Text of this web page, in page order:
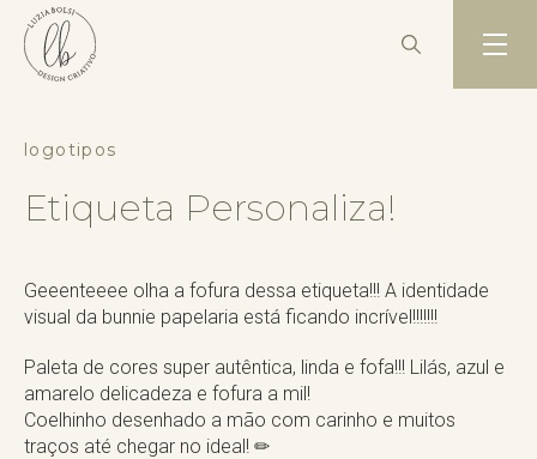
logotipos
Etiqueta Personaliza!
Geeenteeee olha a fofura dessa etiqueta!!! A identidade
visual da bunnie papelaria está ficando incrível!!!!!!!
Paleta de cores super autêntica, linda e fofa!!! Lilás, azul e
amarelo delicadeza e fofura a mil!
Coelhinho desenhado a mão com carinho e muitos
traços até chegar no ideal! ✏